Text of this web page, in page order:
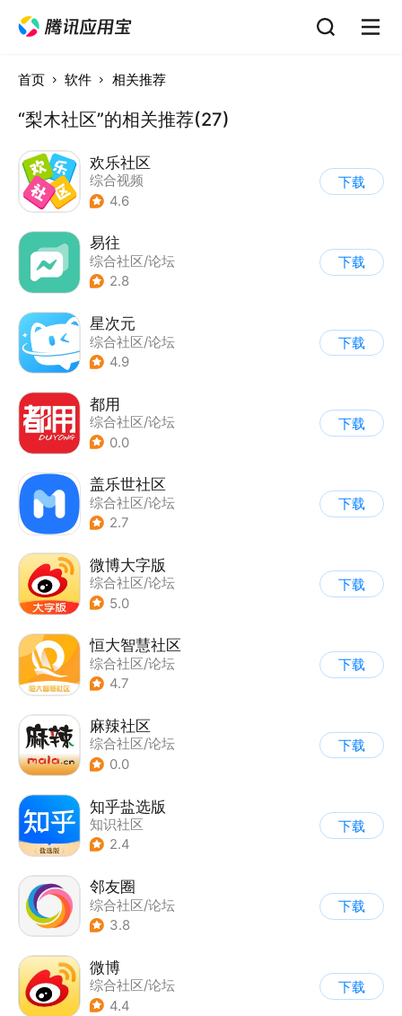
首页 软件 相关推荐
“梨木社区”的相关推荐(27)
欢乐社区
综合视频
4.6
下载
易往
综合社区/论坛
2.8
下载
星次元
综合社区/论坛
4.9
下载
都用
综合社区/论坛
0.0
下载
盖乐世社区
综合社区/论坛
2.7
下载
微博大字版
综合社区/论坛
5.0
下载
恒大智慧社区
综合社区/论坛
| 综合服务
4.7
下载
麻辣社区
综合社区/论坛
0.0
下载
知乎盐选版
知识社区
| 综合社区/论坛
2.4
下载
邻友圈
综合社区/论坛
3.8
下载
微博
综合社区/论坛
4.4
下载